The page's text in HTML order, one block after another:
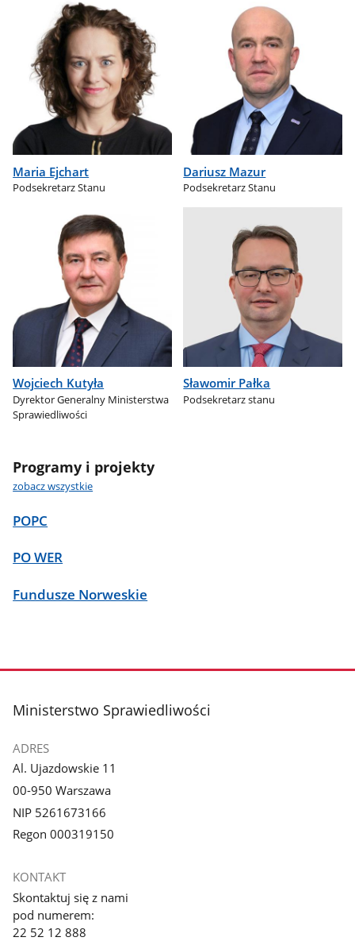
Maria Ejchart
Podsekretarz Stanu
Dariusz Mazur
Podsekretarz Stanu
Wojciech Kutyła
Dyrektor Generalny Ministerstwa
Sprawiedliwości
Sławomir Pałka
Podsekretarz stanu
Programy i projekty
zobacz wszystkie
POPC
PO WER
Fundusze Norweskie
stopka
Ministerstwo Sprawiedliwości
ADRES
Al. Ujazdowskie 11
00-950 Warszawa
NIP 5261673166
Regon 000319150
KONTAKT
Skontaktuj się z nami
pod numerem:
22 52 12 888